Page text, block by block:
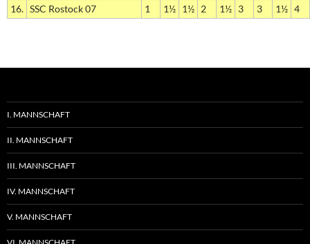
16. SSC Rostock 07 1 1½ 1½ 2 1½ 3 3 1½ 4
I. MANNSCHAFT
II. MANNSCHAFT
III. MANNSCHAFT
IV. MANNSCHAFT
V. MANNSCHAFT